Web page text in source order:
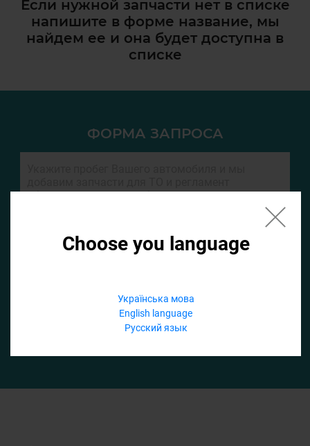
Choose you language
Українська мова
English language
Русский язык
Если нужной запчасти нет в списке
напишите в форме название, мы
найдем ее и она будет доступна в
списке
ФОРМА ЗАПРОСА
Если не заполнить по умолчанию найдем список для ТО